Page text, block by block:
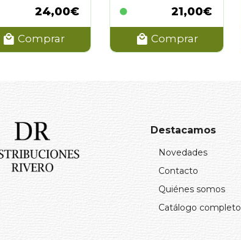
24,00€
Comprar
21,00€
Comprar
Destacamos
Novedades
Contacto
Quiénes somos
Catálogo completo